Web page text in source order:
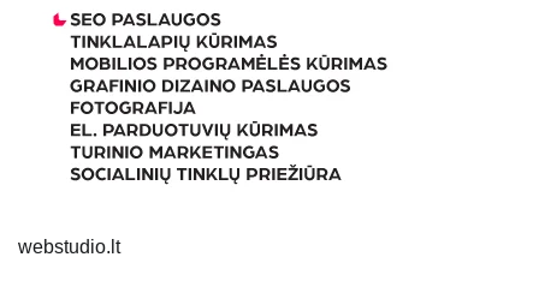
webstudio.lt